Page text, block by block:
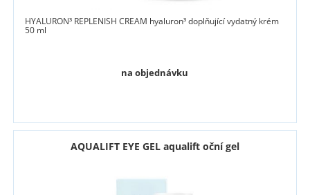
HYALURON³ REPLENISH CREAM hyaluron³ doplňující vydatný krém
50 ml
na objednávku
AQUALIFT EYE GEL aqualift oční gel